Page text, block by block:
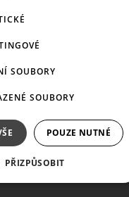
SOUBORY
SOUBORY
POUZE NUTNÉ
PŘIZPŮSOBIT